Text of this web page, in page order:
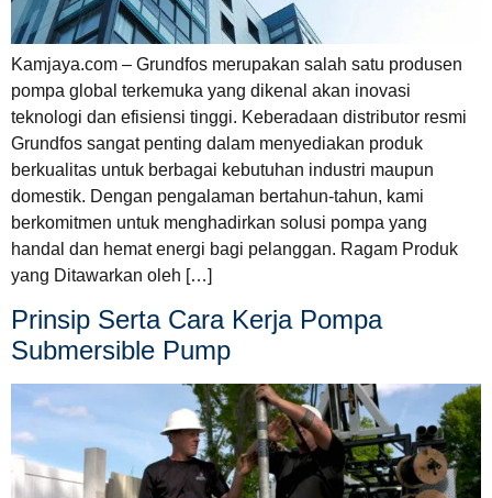
Kamjaya.com – Grundfos merupakan salah satu produsen
pompa global terkemuka yang dikenal akan inovasi
teknologi dan efisiensi tinggi. Keberadaan distributor resmi
Grundfos sangat penting dalam menyediakan produk
berkualitas untuk berbagai kebutuhan industri maupun
domestik. Dengan pengalaman bertahun-tahun, kami
berkomitmen untuk menghadirkan solusi pompa yang
handal dan hemat energi bagi pelanggan. Ragam Produk
yang Ditawarkan oleh […]
Prinsip Serta Cara Kerja Pompa
Submersible Pump